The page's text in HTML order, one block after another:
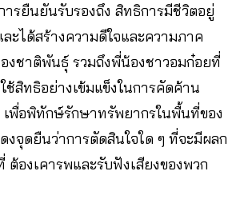
ารยืนยันรับรองถึง สิทธิการมีชีวิตอยู่
ะได้สร้างความดีใจและความภาค
งชาติพันธุ์ รวมถึงพี่น้องชาวอมก๋อยที่
ช้สิทธิอย่างเข้มแข็งในการคัดค้าน
เพื่อพิทักษ์รักษาทรัพยากรในพื้นที่ของ
งจุดยืนว่าการตัดสินใจใด ๆ ที่จะมีผลก
องเคารพและรับฟังเสียงของพวก